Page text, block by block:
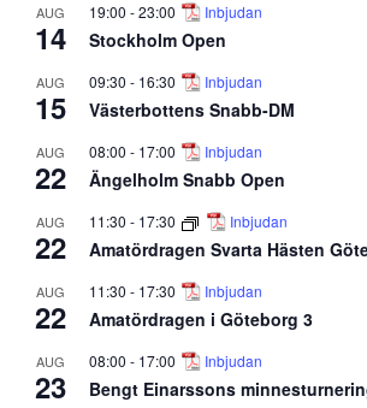
AUG
14
19:00 -23:00 Inbjudan
Stockholm Open
AUG
15
09:30 - 16:30 Inbjudan
Västerbottens Snabb-DM
AUG
22
08:00 - 17:00 Inbjudan
Ängelholm Snabb Open
AUG
22
11:30 - 17:30 Inbjudan
Amatördragen Svarta Hästen
AUG
22
11:30 - 17:30 Inbjudan
Amatördragen i Göteborg 3
AUG
23
08:00 - 17:00 Inbjudan
Bengt Einarssons